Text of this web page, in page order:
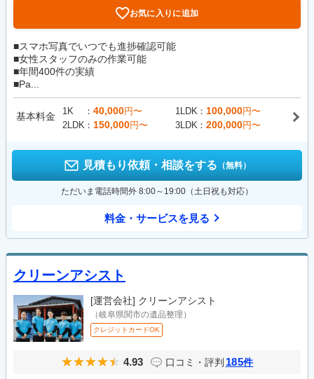
お気に入りに追加
■スマホ写真でいつでも進捗確認可能
■女性スタッフのみの作業可能
■年間400件の実績
■Pa...
基本料金 1K 40,000円〜 1LDK 100,000円〜
2LDK
150,000円〜 3LDK 200,000円〜
見積もり依頼・相談をする （無料）
ただいま電話時間外 8:00～19:00（土日祝も対応）
料金・サービスを見る
クリーンアシスト
[運営会社] クリーンアシスト
（岐阜県関市の遺品整理）
クレジットカードOK
4.93 口コミ・評判 185件